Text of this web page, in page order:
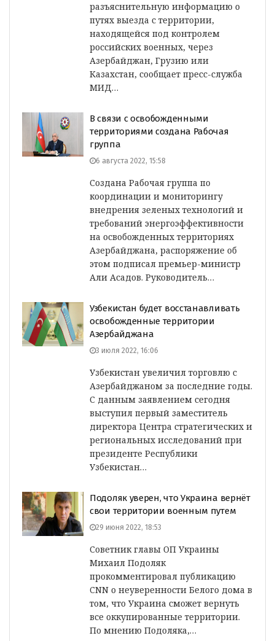
разъяснительную информацию о
путях выезда с территории,
находящейся под контролем
российских военных, через
Азербайджан, Грузию или
Казахстан, сообщает пресс-служба
МИД…
В связи с освобожденными
территориями создана Рабочая
группа
6 августа 2022, 15:58
Создана Рабочая группа по
координации и мониторингу
внедрения зеленых технологий и
требований энергоэффективности
на освобожденных территориях
Азербайджана, распоряжение об
этом подписал премьер-министр
Али Асадов. Руководитель…
Узбекистан будет восстанавливать
освобожденные территории
Азербайджана
3 июля 2022, 16:06
Узбекистан увеличил торговлю с
Азербайджаном за последние годы.
С данным заявлением сегодня
выступил первый заместитель
директора Центра стратегических и
региональных исследований при
президенте Республики
Узбекистан…
Подоляк уверен, что Украина вернёт
свои территории военным путем
29 июня 2022, 18:53
Советник главы ОП Украины
Михаил Подоляк
прокомментировал публикацию
CNN о неуверенности Белого дома в
том, что Украина сможет вернуть
все оккупированные территории.
По мнению Подоляка,…